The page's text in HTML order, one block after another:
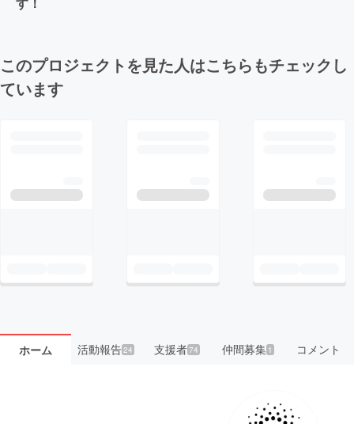
このプロジェクトを見た人はこちらもチェックし
ています
ホーム 活動報告24 支援者74 仲間募集 1 コメント